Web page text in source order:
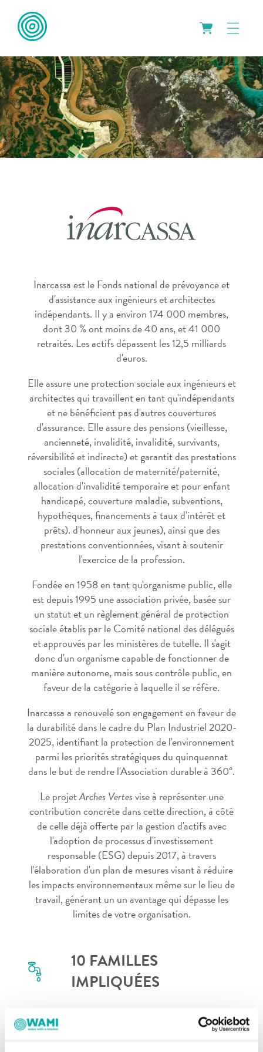
Inarcassa est le Fonds national de prévoyance et
d'assistance aux ingénieurs et architectes
indépendants. Il y a environ 174 000 membres,
dont 30 % ont moins de 40 ans, et 41 000
retraités. Les actifs dépassent les 12,5 milliards
d'euros.
Elle assure une protection sociale aux ingénieurs et
architectes qui travaillent en tant qu'indépendants
et ne bénéficient pas d'autres couvertures
d'assurance. Elle assure des pensions (vieillesse,
ancienneté, invalidité, invalidité, survivants,
réversibilité et indirecte) et garantit des prestations
sociales (allocation de maternité/paternité,
allocation d'invalidité temporaire et pour enfant
handicapé, couverture maladie, subventions,
hypothèques, financements à taux d'intérêt et
prêts). d'honneur aux jeunes), ainsi que des
prestations conventionnées, visant à soutenir
l'exercice de la profession.
Fondée en 1958 en tant qu'organisme public, elle
est depuis 1995 une association privée, basée sur
un statut et un règlement général de protection
sociale établis par le Comité national des délégués
et approuvés par les ministères de tutelle. Il s'agit
donc d'un organisme capable de fonctionner de
manière autonome, mais sous contrôle public, en
faveur de la catégorie à laquelle il se réfère.
Inarcassa a renouvelé son engagement en faveur de
la durabilité dans le cadre du Plan Industriel 2020-
2025, identifiant la protection de l'environnement
parmi les priorités stratégiques du quinquennat
dans le but de rendre l'Association durable à 360°.
Le projetArches Vertesvise à représenter une
contribution concrète dans cette direction, à côté
de celle déjà offerte par la gestion d'actifs avec
l'adoption de processus d'investissement
responsable (ESG) depuis 2017, à travers
l'élaboration d'un plan de mesures visant à réduire
les impacts environnementaux même sur le lieu de
travail, générant un un avantage qui dépasse les
limites de votre organisation.
10 FAMILLES
IMPLIQUÉES